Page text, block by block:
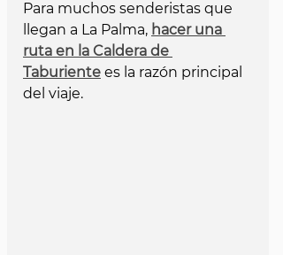
Para muchos senderistas que
llegan a La Palma, hacer una
ruta en la Caldera de
Taburiente es la razón principal
del viaje.